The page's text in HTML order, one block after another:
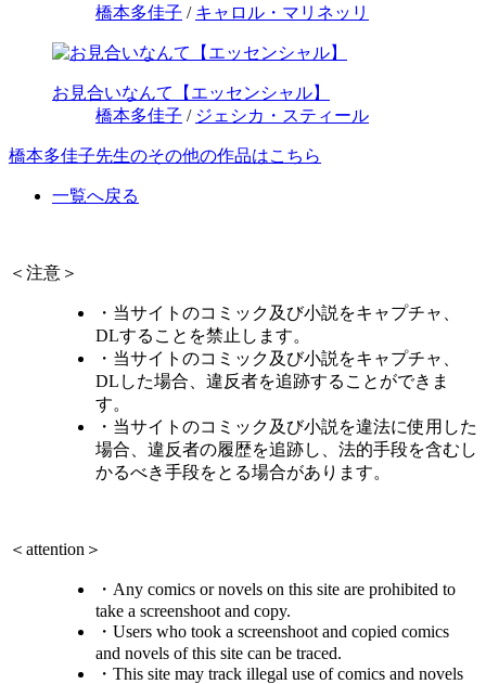
橋本多佳子 / キャロル・マリネッリ
お見合いなんて【エッセンシャル】
橋本多佳子 / ジェシカ・スティール
橋本多佳子先生のその他の作品はこちら
一覧へ戻る
＜注意＞
・当サイトのコミック及び小説をキャプチャ、
DLすることを禁止します。
・当サイトのコミック及び小説をキャプチャ、
DLした場合、違反者を追跡することができま
す。
・当サイトのコミック及び小説を違法に使用した
場合、違反者の履歴を追跡し、法的手段を含むし
かるべき手段をとる場合があります。
＜attention＞
・Any comics or novels on this site are prohibited to
take a screenshoot and copy.
・Users who took a screenshoot and copied comics
and novels of this site can be traced.
・This site may track illegal use of comics and novels